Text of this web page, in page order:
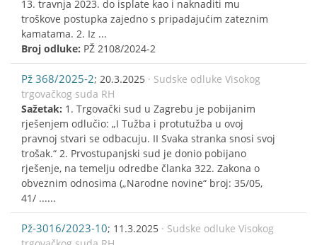
13. travnja 2023. do isplate kao i naknaditi mu
troškove postupka zajedno s pripadajućim zateznim
kamatama. 2. Iz ...
Broj odluke: PŽ 2108/2024-2
Pž 368/2025-2; 20.3.2025 · Sudske odluke Visokog
trgovačkog suda RH
Sažetak: 1. Trgovački sud u Zagrebu je pobijanim
rješenjem odlučio: „I Tužba i protutužba u ovoj
pravnoj stvari se odbacuju. II Svaka stranka snosi svoj
trošak.“ 2. Prvostupanjski sud je donio pobijano
rješenje, na temelju odredbe članka 322. Zakona o
obveznim odnosima („Narodne novine“ broj: 35/05,
41/ ......
Pž-3016/2023-10; 11.3.2025 · Sudske odluke Visokog